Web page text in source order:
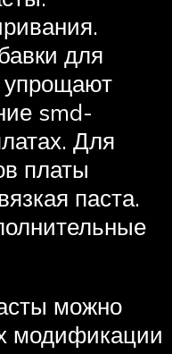
для
smd-
Для
платы
паста.
можно
модификации